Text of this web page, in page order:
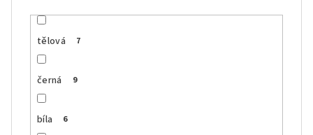
tělová 7
černá 9
bíla 6